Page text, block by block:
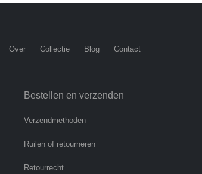
Over Collectie Blog Contact
Bestellen en verzenden
Verzendmethoden
Ruilen of retourneren
Retourrecht